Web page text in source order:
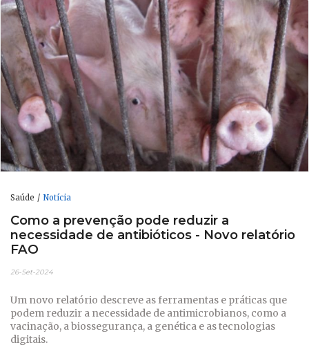
Saúde Notícia
Como a prevenção pode reduzir a
necessidade de antibióticos - Novo relatório
FAO
26-Set-2024
Um novo relatório descreve as ferramentas e práticas que
podem reduzir a necessidade de antimicrobianos, como a
vacinação, a biossegurança, a genética e as tecnologias
digitais.